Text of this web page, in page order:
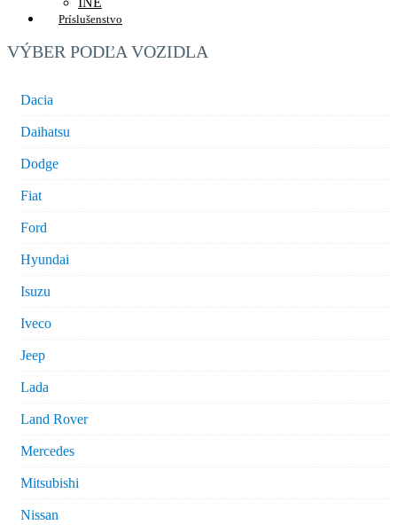
Príslušenstvo
VÝBER PODĽA VOZIDLA
Dacia
Daihatsu
Dodge
Fiat
Ford
Hyundai
Isuzu
Iveco
Jeep
Lada
Land Rover
Mercedes
Mitsubishi
Nissan